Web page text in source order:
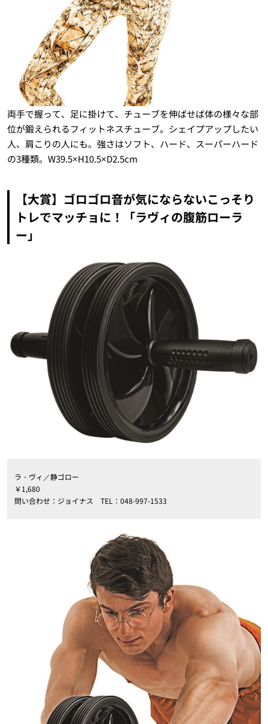
両手で握って、足に掛けて、チューブを伸ばせば体の様々な部
位が鍛えられるフィットネスチューブ。シェイプアップしたい
人、肩こりの人にも。強さはソフト、ハード、スーパーハード
の3種類。W39.5×H10.5×D2.5cm
【大賞】ゴロゴロ音が気にならないこっそり
トレでマッチョに！「ラヴィの腹筋ローラ
ー」
ラ・ヴィ／静ゴロー
￥1,680
問い合わせ：ジョイナス TEL：048-997-1533